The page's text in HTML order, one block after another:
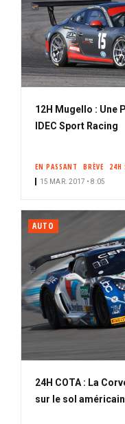
12H Mugello : Une
IDEC Sport Racing
EN PASSANT BRÈVE 24H
15 MAR. 2017 • 8:05
AUTO
24H COTA : La
sur le sol américain